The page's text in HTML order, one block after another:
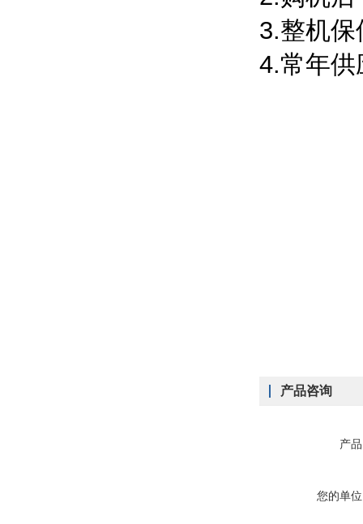
3.整机
4.常年供
产品咨询
产
您的单